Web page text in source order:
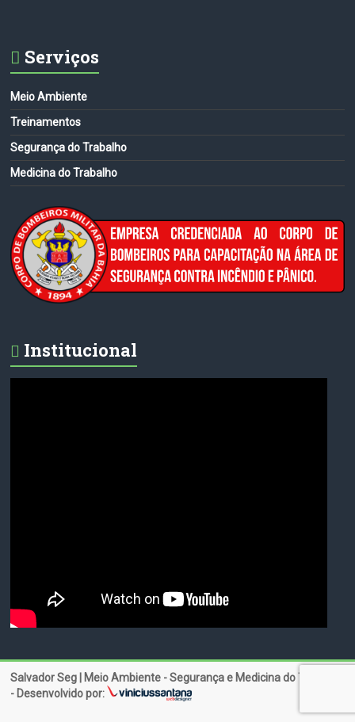
Serviços
Meio Ambiente
Treinamentos
Segurança do Trabalho
Medicina do Trabalho
Institucional
Salvador Seg | Meio Ambiente - Segurança e Medicina do Trabalho
- Desenvolvido por: